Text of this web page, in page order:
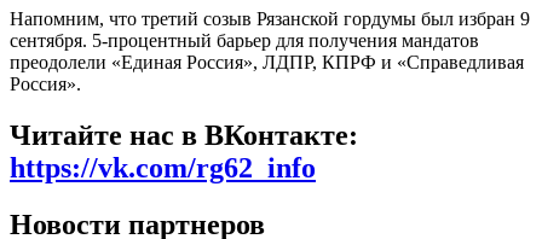
Напомним, что третий созыв Рязанской гордумы был избран 9
сентября. 5-процентный барьер для получения мандатов
преодолели «Единая Россия», ЛДПР, КПРФ и «Справедливая
Россия».
Читайте нас в ВКонтакте:
https://vk.com/rg62_info
Новости партнеров